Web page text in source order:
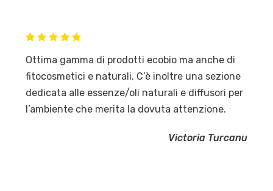
Ottima gamma di prodotti ecobio ma anche di
fitocosmetici e naturali. C’è inoltre una sezione
dedicata alle essenze/oli naturali e diffusori per
l’ambiente che merita la dovuta attenzione.
Victoria Turcanu